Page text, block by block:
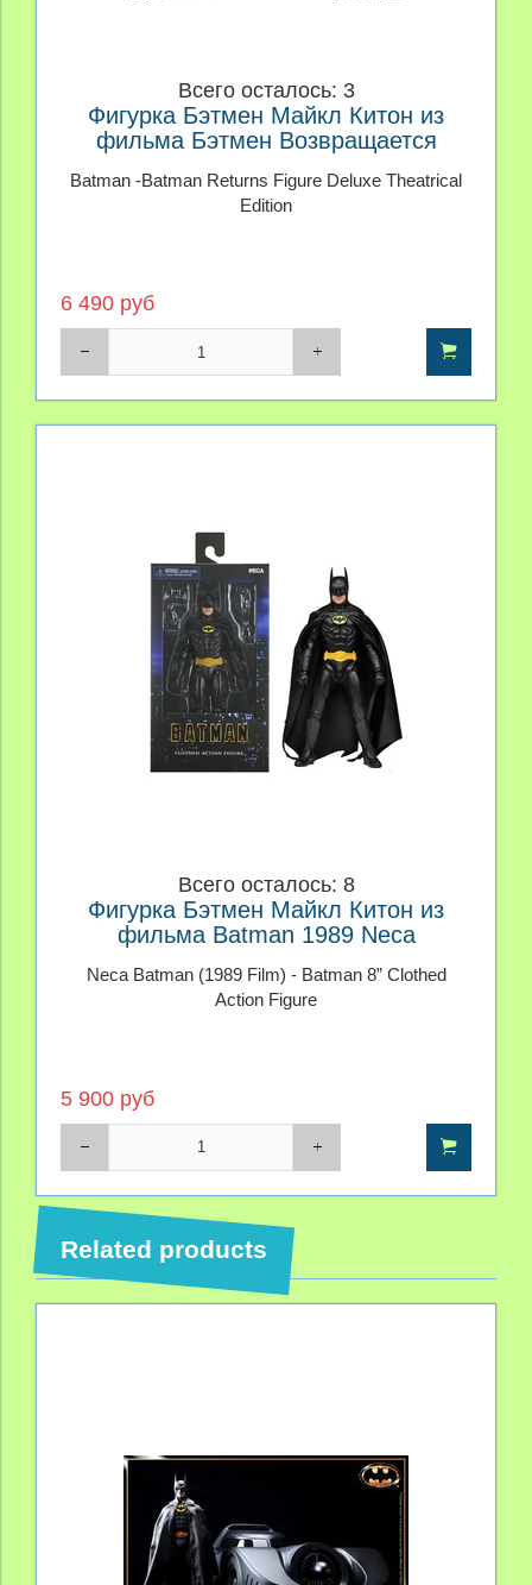
Всего осталось: 3
Фигурка Бэтмен Майкл Китон из
фильма Бэтмен Возвращается
Batman -Batman Returns Figure Deluxe Theatrical
Edition
6 490 руб
Всего осталось: 8
Фигурка Бэтмен Майкл Китон из
фильма Batman 1989 Neca
Neca Batman (1989 Film) - Batman 8” Clothed
Action Figure
5 900 руб
Related products